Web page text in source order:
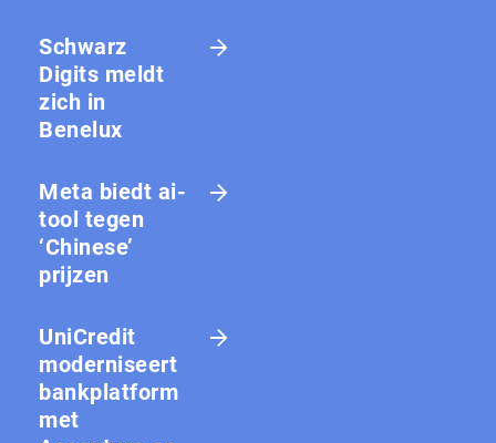
Schwarz
Digits meldt
zich in
Benelux
Meta biedt ai-
tool tegen
‘Chinese’
prijzen
UniCredit
moderniseert
bankplatform
met